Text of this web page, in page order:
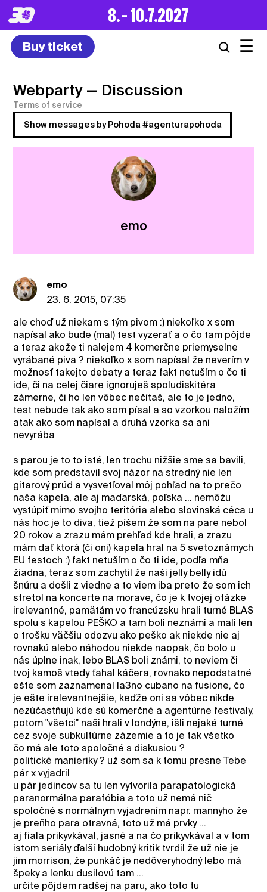
8. – 10.7.2027
Buy ticket ☰
Webparty — Discussion
Terms of service
Show messages by Pohoda #agenturapohoda
emo
emo
23. 6. 2015, 07:35
ale choď už niekam s tým pivom :) niekoľko x som
napísal ako bude (mal) test vyzerať a o čo tam pôjde
a teraz akože ti nalejem 4 komerčne priemyselne
vyrábané piva ? niekoľko x som napísal že neverím v
možnosť takejto debaty a teraz fakt netuším o čo ti
ide, či na celej čiare ignoruješ spoludiskitéra
zámerne, či ho len vôbec nečítaš, ale to je jedno,
test nebude tak ako som písal a so vzorkou naložím
atak ako som napísal a druhá vzorka sa ani
nevyrába
s parou je to to isté, len trochu nižšie sme sa bavili,
kde som predstavil svoj názor na stredný nie len
gitarový prúd a vysvetľoval môj pohľad na to prečo
naša kapela, ale aj maďarská, poľska ... nemôžu
vystúpiť mimo svojho teritória alebo slovinská céca u
nás hoc je to diva, tiež píšem že som na pare nebol
20 rokov a zrazu mám prehľad kde hrali, a zrazu
mám dať ktorá (či oni) kapela hral na 5 svetoznámych
EU festoch :) fakt netuším o čo ti ide, podľa mňa
žiadna, teraz som zachytil že naši jelly belly idú
šnúru a došli z viedne a to viem iba preto že som ich
stretol na koncerte na morave, čo je k tvojej otázke
irelevantné, pamätám vo francúzsku hrali turné BLAS
spolu s kapelou PEŠKO a tam boli neznámi a mali len
o trošku väčšiu odozvu ako peško ak niekde nie aj
rovnakú alebo náhodou niekde naopak, čo bolo u
nás úplne inak, lebo BLAS boli známi, to neviem či
tvoj kamoš vtedy ťahal káčera, rovnako nepodstatné
ešte som zaznamenal la3no cubano na fusione, čo
je ešte irelevantnejšie, keďže oni sa vôbec nikde
nezúčastňujú kde sú komerčné a agentúrne festivaly,
potom "všetci" naši hrali v londýne, išli nejaké turné
cez svoje subkultúrne zázemie a to je tak všetko
čo má ale toto spoločné s diskusiou ?
politické manieriky ? už som sa k tomu presne Tebe
pár x vyjadril
u pár jedincov sa tu len vytvorila parapatologická
paranormálna parafóbia a toto už nemá nič
spoločné s normálnym vyjadrením napr. mannyho že
je preňho para otravná, toto už má prvky ...
aj fiala prikyvkával, jasné a na čo prikyvkával a v tom
istom seriály ďalší hudobný kritik tvrdil že už nie je
jim morrison, že punkáč je nedôveryhodný lebo má
špeky a lenku dusilovú tam ...
určite pôjdem radšej na paru, ako toto tu